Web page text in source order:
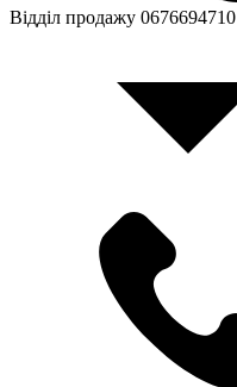
Відділ продажу 0676694710